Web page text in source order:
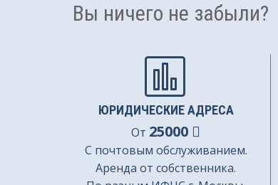
Вы ничего не забыли?
ЮРИДИЧЕСКИЕ АДРЕСА
От 25000
С почтовым обслуживанием.
Аренда от собственника.